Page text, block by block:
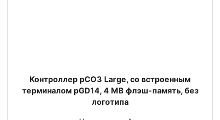
Контроллер pCO3 Large, со встроенным
терминалом pGD14, 4 MB флэш-память, без
логотипа